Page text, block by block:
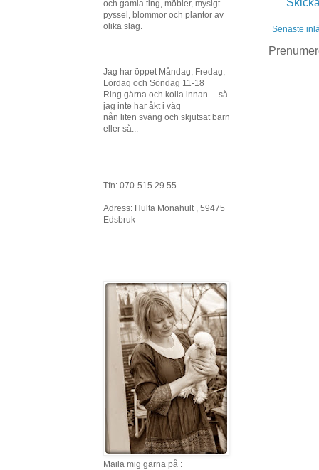
Senaste
och gamla ting, möbler, mysigt
pyssel, blommor och plantor av
olika slag.
Jag har öppet Måndag, Fredag,
Lördag och Söndag 11-18
Ring gärna och kolla innan.... så
jag inte har åkt i väg
nån liten sväng och skjutsat barn
eller så...
Tfn: 070-515 29 55
Adress: Hulta Monahult , 59475
Edsbruk
Maila mig gärna på :